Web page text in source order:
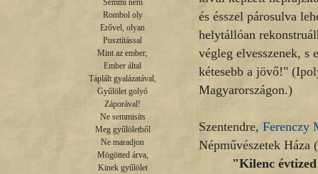
Semmi nem
Rombol oly
Erővel, olyan
Pusztítással
Mint az ember,
Ember által
Táplált gyalázatával,
Gyűlölet golyó
Záporával!
Ne semmisíts
Meg gyűlöletből
Ne maradjon
Mögötted árva,
Kinek gyűlölet
és ésszel párosulva
helytállóan
végleg elvesszenek, s
kétesebb a jövő!"
Magyarországon.)
Szentendre, Ferenczy
Népművészetek
"Kilenc évtized